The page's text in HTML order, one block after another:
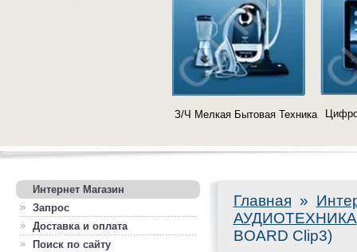
З/Ч Мелкая Бытовая Техника
Интернет Магазин
Запрос
Доставка и оплата
Поиск по сайту
Главная »
АУДИОТЕХНИКА
BOARD Clip3)